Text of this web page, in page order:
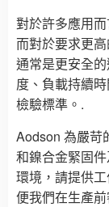
對於許多應用
而對於要求更
通常是更安全
度、負載持續
檢驗標準。.
Aodson 為嚴苛
和鎳合金緊固
環境，請提供
便我們在生產